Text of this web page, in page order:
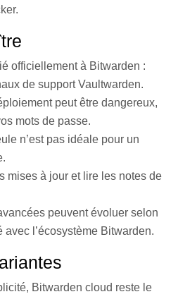
officiellement à Bitwarden :
de support Vaultwarden.
peut être dangereux,
mots de passe.
n’est pas idéale pour un
mises à jour et lire les notes de
peuvent évoluer selon
avec l’écosystème Bitwarden.
Bitwarden cloud reste le